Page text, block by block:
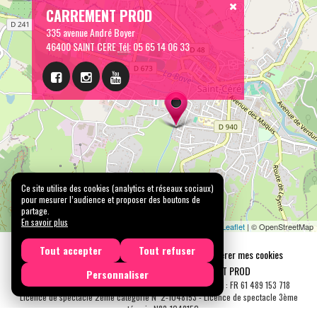
CARREMENT PROD
335 avenue André Boyer
46400 SAINT CERETél:05 65 14 06 33
Leaflet | © OpenStreetMap
Mentions légales Confidentialité
Gérer mes cookies
Tous droits réservés © 2026 |
CARREMENT PROD
N° SIRET : 489 153 718 00031 - APE : 9001 Z - N° TVA Int. : FR 61 489 153 718
Licence de spectacle 2ème catégorie N°2-1048153 - Licence de spectacle 3ème
catégorie N°3-1048152
Ce site utilise des cookies (analytics et réseaux sociaux)
pour mesurer l’audience et proposer des boutons de
partage.
En savoir plus
Tout accepter
Tout refuser
Personnaliser